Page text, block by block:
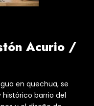
Acurio /
en quechua, se
barrio del